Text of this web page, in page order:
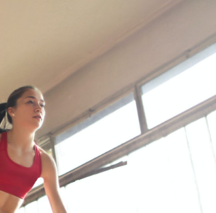
organisaties↗